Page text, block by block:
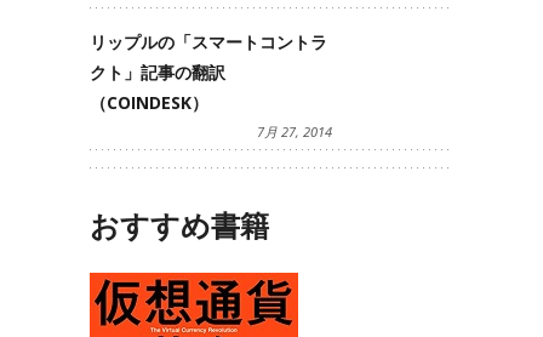
リップルの「スマートコントラ
クト」記事の翻訳
（COINDESK）
7月 27, 2014
おすすめ書籍